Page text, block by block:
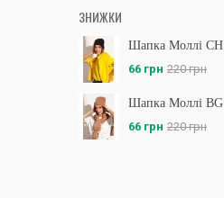
ЗНИЖКИ
Шапка Моллі CH
66 грн 220 грн
Шапка Моллі BG
66 грн 220 грн